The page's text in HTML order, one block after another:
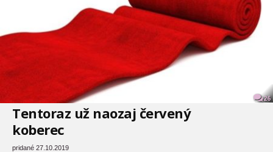
26
Tentoraz už naozaj červený
koberec
pridané 27.10.2019